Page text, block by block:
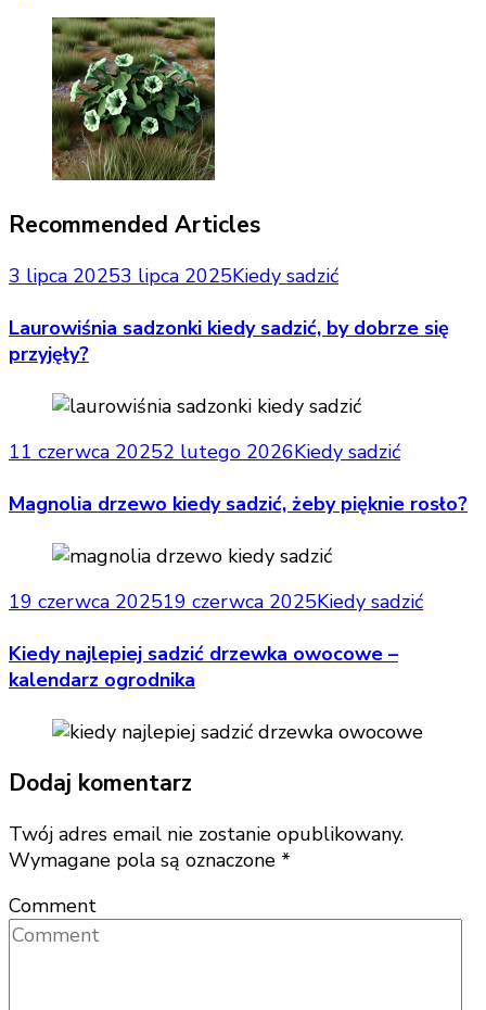
Recommended Articles
3 lipca 20253 lipca 2025Kiedy sadzić
Laurowiśnia sadzonki kiedy sadzić, by dobrze się
przyjęły?
11 czerwca 20252 lutego 2026Kiedy sadzić
Magnolia drzewo kiedy sadzić, żeby pięknie rosło?
19 czerwca 202519 czerwca 2025Kiedy sadzić
Kiedy najlepiej sadzić drzewka owocowe –
kalendarz ogrodnika
Dodaj komentarz
Twój adres email nie zostanie opublikowany.
Wymagane pola są oznaczone *
Comment